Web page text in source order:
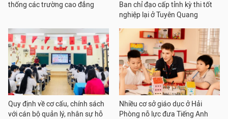
thống các trường cao đẳng
Ban chỉ đạo cấp tỉnh kỳ thi tốt
nghiệp lại ở Tuyên Quang
Quy định về cơ cấu, chính sách
với cán bộ quản lý, nhân sự hỗ
Nhiều cơ sở giáo dục ở Hải
Phòng nỗ lực đưa Tiếng Anh